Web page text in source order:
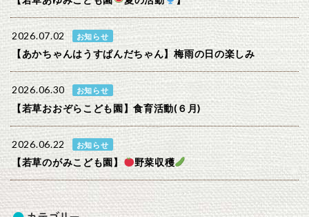
2026.07.02 お知らせ
【あかちゃんはうすぱんだちゃん】梅雨の日の楽しみ
2026.06.30 お知らせ
【若草おおぞらこども園】食育活動(６月)
2026.06.22 お知らせ
【若草のがみこども園】 野菜収穫